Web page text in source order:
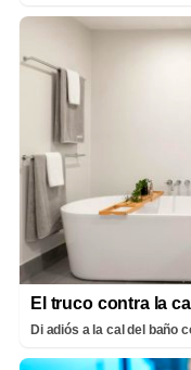
El truco contra la cal
Di adiós a la cal del baño